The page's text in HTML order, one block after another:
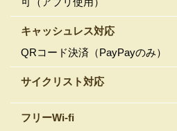
キャッシュレス対応
QRコード決済（PayPayのみ）
サイクリスト対応
フリーWi-fi